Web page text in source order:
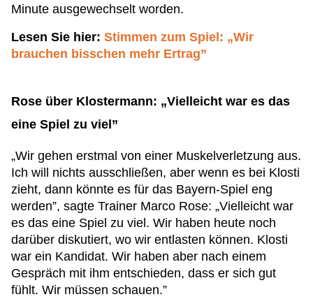
Minute ausgewechselt worden.
Lesen Sie hier: Stimmen zum Spiel: „Wir
brauchen bisschen mehr Ertrag”
Rose über Klostermann: „Vielleicht war es das
eine Spiel zu viel”
„Wir gehen erstmal von einer Muskelverletzung aus.
Ich will nichts ausschließen, aber wenn es bei Klosti
zieht, dann könnte es für das Bayern-Spiel eng
werden”, sagte Trainer Marco Rose: „Vielleicht war
es das eine Spiel zu viel. Wir haben heute noch
darüber diskutiert, wo wir entlasten können. Klosti
war ein Kandidat. Wir haben aber nach einem
Gespräch mit ihm entschieden, dass er sich gut
fühlt. Wir müssen schauen.”